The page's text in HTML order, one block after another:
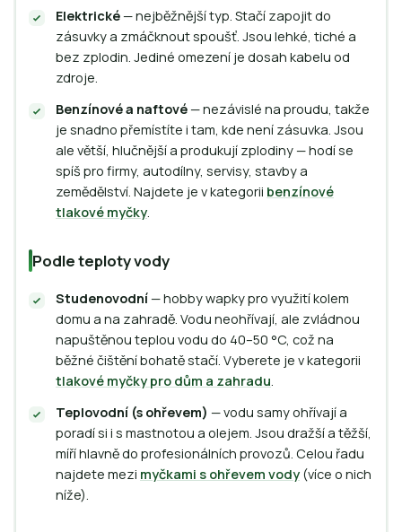
Elektrické— nejběžnější typ. Stačí zapojit do
zásuvky a zmáčknout spoušť. Jsou lehké, tiché a
bez zplodin. Jediné omezení je dosah kabelu od
zdroje.
Benzínové a naftové— nezávislé na proudu, takže
je snadno přemístíte i tam, kde není zásuvka. Jsou
ale větší, hlučnější a produkují zplodiny — hodí se
spíš pro firmy, autodílny, servisy, stavby a
zemědělství. Najdete je v kategorii benzínové
tlakové myčky.
Podle teploty vody
Studenovodní— hobby wapky pro využití kolem
domu a na zahradě. Vodu neohřívají, ale zvládnou
napuštěnou teplou vodu do 40–50 °C, což na
běžné čištění bohatě stačí. Vyberete je v kategorii
tlakové myčky pro dům a zahradu.
Teplovodní (s ohřevem) — vodu samy ohřívají a
poradí si i s mastnotou a olejem. Jsou dražší a těžší,
míří hlavně do profesionálních provozů. Celou řadu
najdete mezi myčkami s ohřevem vody (více o nich
níže).